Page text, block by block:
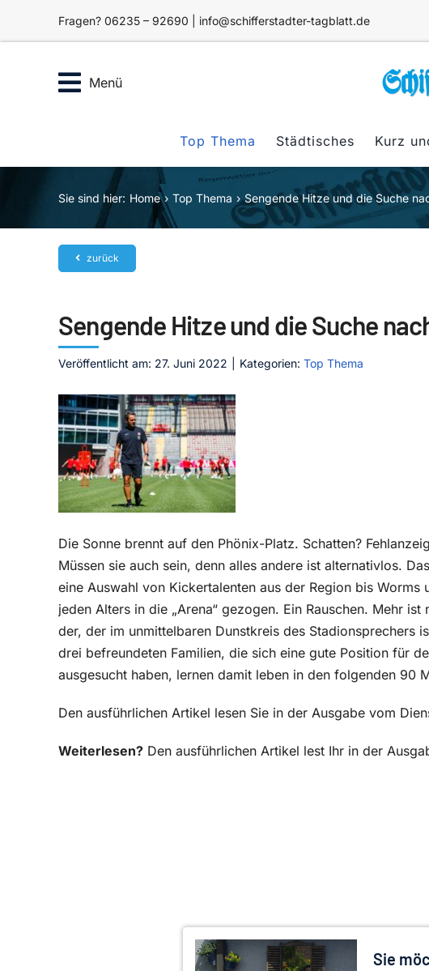
Fragen? 06235 – 92690 | info@schifferstadter-tagblatt.de
Menü
Top Thema Städtisches Kurz
Sie sind hier: Home Top Thema Sengende Hitze und die Suche
zurück
Sengende Hitze und die Suche
Veröffentlicht am: 27. Juni 2022 Kategorien: Top Thema
Die Sonne brennt auf den Phönix-Platz. Schatten?
Müssen sie auch sein, denn alles andere ist alternativlos.
eine Auswahl von Kickertalenten aus der Region bis Worms
jeden Alters in die „Arena“ gezogen. Ein Rauschen. Mehr
der, der im unmittelbaren Dunstkreis des Stadionsprechers
drei befreundeten Familien, die sich eine gute Position für
ausgesucht haben, lernen damit leben in den folgenden 90
Den ausführlichen Artikel lesen Sie in der Ausgabe vom
Weiterlesen? Den ausführlichen Artikel lest Ihr in der
Sie